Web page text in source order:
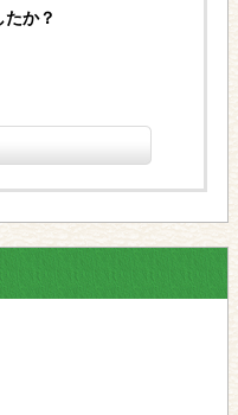
か？